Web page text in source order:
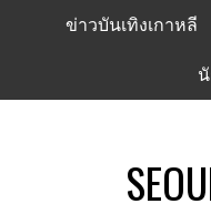
ข่าวบันเทิงเกาหลี